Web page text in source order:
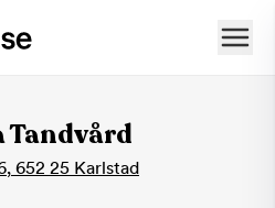
, 652 25 Karlstad